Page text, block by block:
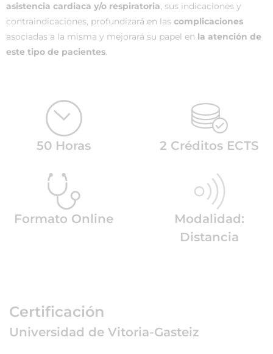
asistencia cardiaca y/o respiratoria, sus indicaciones y
contraindicaciones, profundizará en las complicaciones
asociadas a la misma y mejorará su papel en la atención de
este tipo de pacientes.
50 Horas 2 Créditos ECTS
Formato Online
Modalidad:
Distancia
Certificación
Universidad de Vitoria-Gasteiz